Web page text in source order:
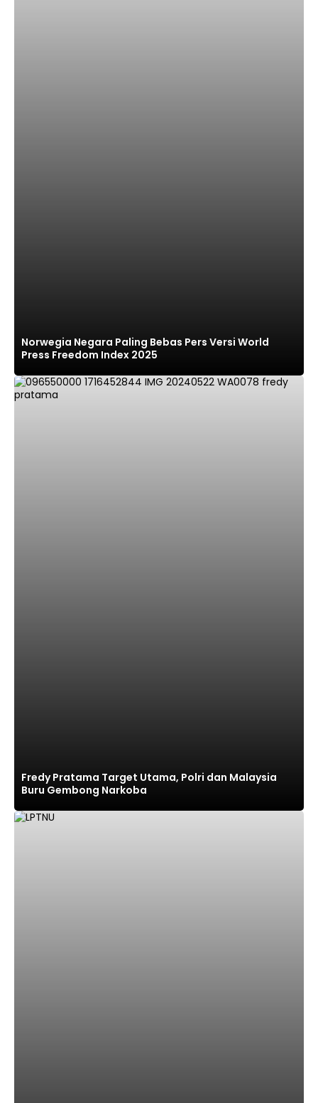
Norwegia Negara Paling Bebas Pers Versi World
Press Freedom Index 2025
Fredy Pratama Target Utama, Polri dan Malaysia
Buru Gembong Narkoba